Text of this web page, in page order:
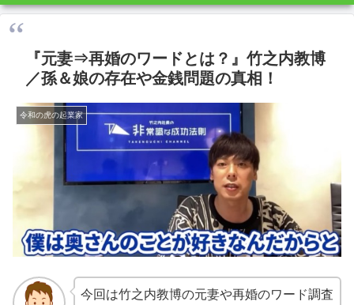
『元妻⇒再婚のワードとは？』竹之内教博
／孫＆娘の存在や金銭問題の真相！
令和の虎の起業家
今回は竹之内教博の元妻や再婚のワード調査